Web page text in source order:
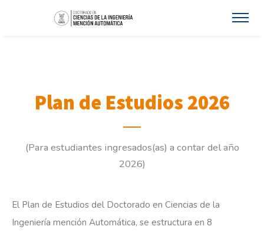
Plan de Estudios 2026
(Para estudiantes ingresados(as) a contar del año
2026)
El Plan de Estudios del Doctorado en Ciencias de la
Ingeniería mención Automática, se estructura en 8